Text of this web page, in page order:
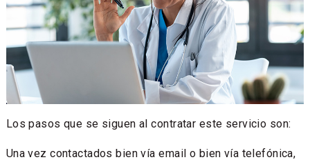
Los pasos que se siguen al contratar este servicio son:
Una vez contactados bien vía email o bien vía telefónica,